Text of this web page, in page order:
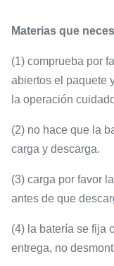
Materias que
(1) comprueba por
abiertos el paquete
la operación
(2) no hace que la
carga y descarga.
(3) carga por favor
antes de que
(4) la batería se fija
entrega, no